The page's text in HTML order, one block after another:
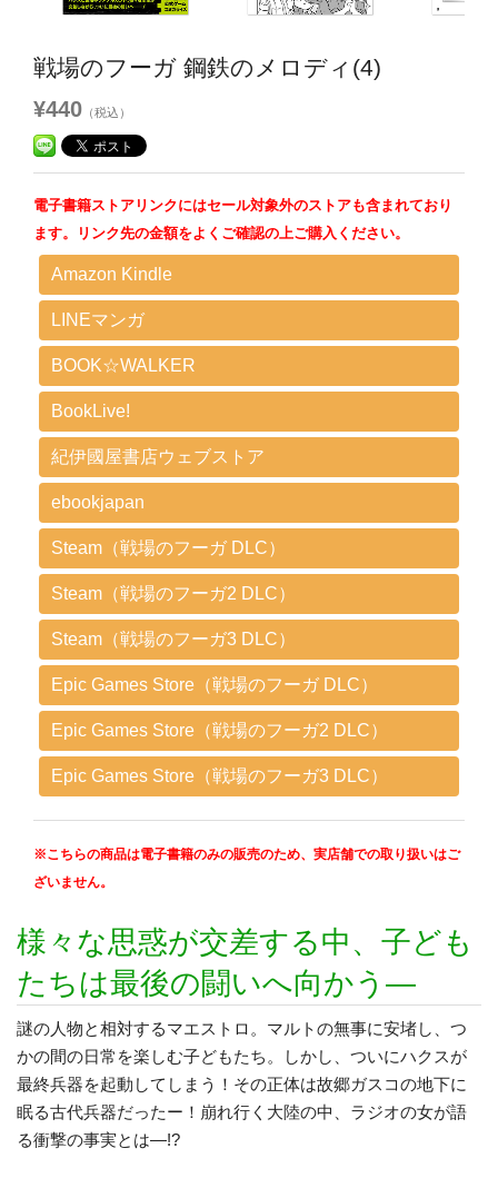
戦場のフーガ 鋼鉄のメロディ(4)
¥440 （税込）
電子書籍ストアリンクにはセール対象外のストアも含まれており
ます。リンク先の金額をよくご確認の上ご購入ください。
Amazon Kindle
LINEマンガ
BOOK☆WALKER
BookLive!
紀伊國屋書店ウェブストア
ebookjapan
Steam（戦場のフーガ DLC）
Steam（戦場のフーガ2 DLC）
Steam（戦場のフーガ3 DLC）
Epic Games Store（戦場のフーガ DLC）
Epic Games Store（戦場のフーガ2 DLC）
Epic Games Store（戦場のフーガ3 DLC）
※こちらの商品は電子書籍のみの販売のため、実店舗での取り扱いはご
ざいません。
様々な思惑が交差する中、子ども
たちは最後の闘いへ向かう―
謎の人物と相対するマエストロ。マルトの無事に安堵し、つ
かの間の日常を楽しむ子どもたち。しかし、ついにハクスが
最終兵器を起動してしまう！その正体は故郷ガスコの地下に
眠る古代兵器だったー！崩れ行く大陸の中、ラジオの女が語
る衝撃の事実とは―!?